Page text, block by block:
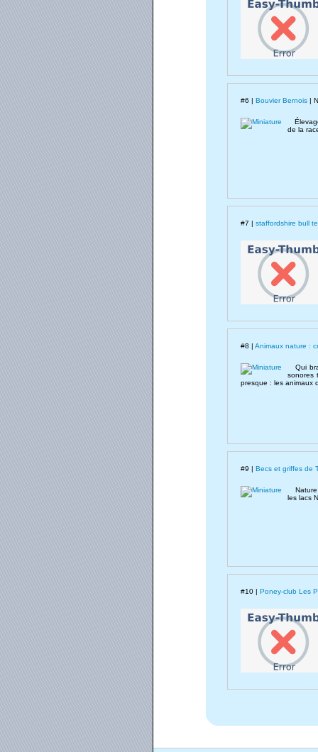
#6 | Bouvier Bernois|
de la
#7 | staffordshire bull
#8 | Animaux nature :
Qui
sonores
presque : les animaux
#9 | Becs et griffes de
Nature
les lacs
#10 | Poney-club Les